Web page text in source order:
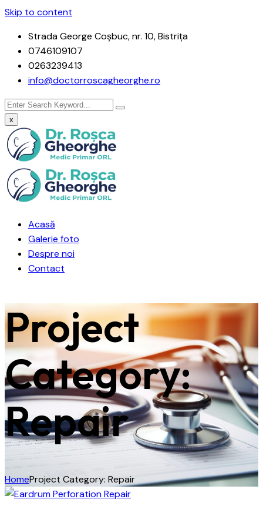
Skip to content
Strada George Coşbuc, nr. 10, Bistriţa
0746109107
0263239413
info@doctorroscagheorghe.ro
x
Acasă
Galerie foto
Despre noi
Contact
Project
Category:
Repair
HomeProject Category: Repair